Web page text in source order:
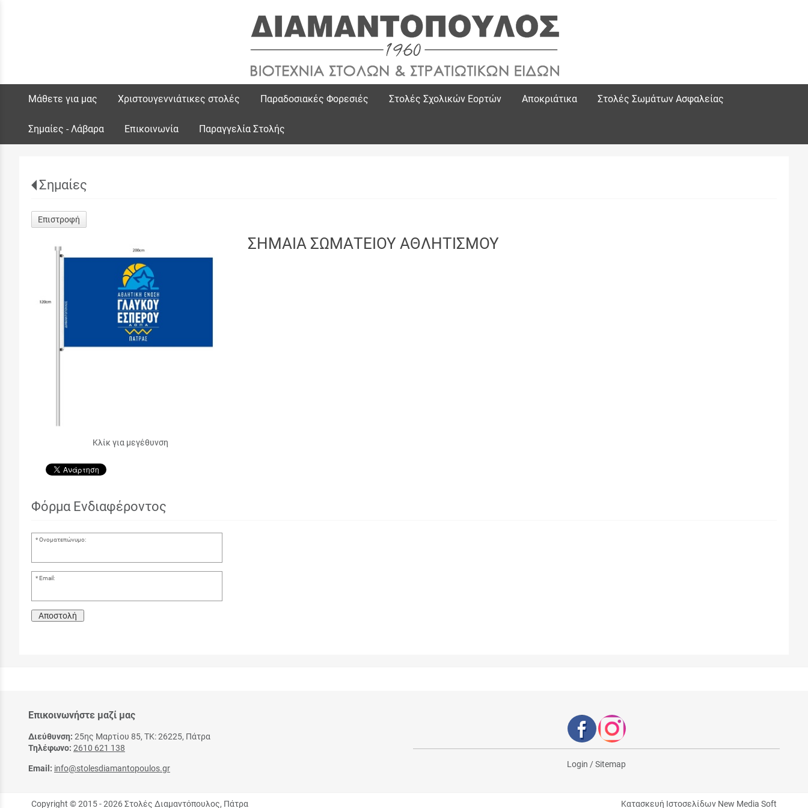
Μάθετε για μας Χριστουγεννιάτικες στολές Παραδοσιακές Φορεσιές Στολές Σχολικών Εορτών Αποκριάτικα Στολές Σωμάτων Ασφαλείας
Σημαίες - Λάβαρα Επικοινωνία Παραγγελία Στολής
Σημαίες
Επιστροφή
Κλίκ για μεγέθυνση
ΣΗΜΑΙΑ ΣΩΜΑΤΕΙΟΥ ΑΘΛΗΤΙΣΜΟΥ
Φόρμα Ενδιαφέροντος
Ονοματεπώνυμο:
Email:
Αποστολή
Επικοινωνήστε μαζί μας
Διεύθυνση: 25ης Μαρτίου 85, ΤΚ: 26225, Πάτρα
Τηλέφωνο: 2610 621 138
Email: info@stolesdiamantopoulos.gr Login /Sitemap
Copyright © 2015 - 2026 Στολές Διαμαντόπουλος, Πάτρα Κατασκευή Ιστοσελίδων New Media Soft